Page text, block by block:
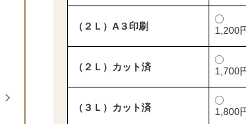
（２Ｌ）A３印刷 1,200
（２Ｌ）カット済 1,700
（３Ｌ）カット済 1,800